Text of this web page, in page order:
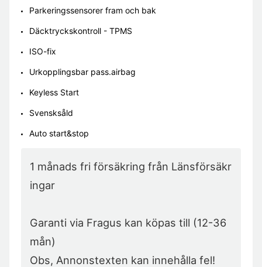
Parkeringssensorer fram och bak
Däcktryckskontroll - TPMS
ISO-fix
Urkopplingsbar pass.airbag
Keyless Start
Svensksåld
Auto start&stop
1 månads fri försäkring från Länsförsäkr
ingar
Garanti via Fragus kan köpas till (12-36
mån)
Obs, Annonstexten kan innehålla fel!